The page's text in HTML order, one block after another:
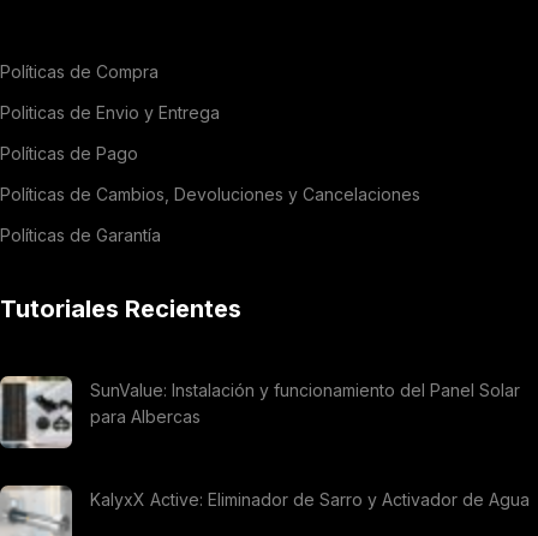
Políticas de Compra
Politicas de Envio y Entrega
Políticas de Pago
Políticas de Cambios, Devoluciones y Cancelaciones
Políticas de Garantía
Tutoriales Recientes
SunValue: Instalación y funcionamiento del Panel Solar
para Albercas
KalyxX Active: Eliminador de Sarro y Activador de Agua